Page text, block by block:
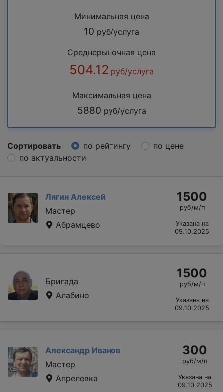
Минимальная цена
10 руб/услуга
Среднерыночная цена
504.12 руб/услуга
Максимальная цена
5880 руб/услуга
Сортировать по рейтингу
по цене
по актуальности
Лягин Алексей
Мастер
Абрамцево
1500
руб/м/п
Указана на
09.10.2025
Бригада
Алабино
1500
руб/м/п
Указана на
09.10.2025
Александр Иванов
Мастер
Апрелевка
300
руб/м/п
Указана на
09.10.2025